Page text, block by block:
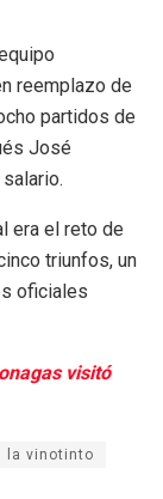
reemplazo de
partidos de
José
era el reto de
triunfos, un
oficiales
visitó
la vinotinto